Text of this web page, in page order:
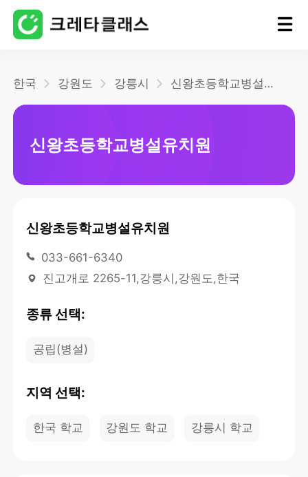
한국 강원도 강릉시 신왕초등학교병설유치원
신왕초등학교병설유치원
신왕초등학교병설유치원
033-661-6340
진고개로 2265-11,강릉시,강원도,한국
종류 선택:
공립(병설)
지역 선택:
한국 학교 강원도 학교 강릉시 학교